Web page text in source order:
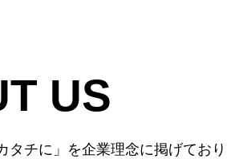
US
タチに」を企業理念に掲げており